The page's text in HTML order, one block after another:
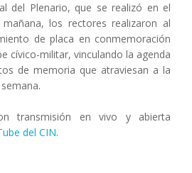
del Plenario, que se realizó en el
los rectores realizaron al
de placa en conmemoración
cívico-militar, vinculando la agenda
de memoria que atraviesan a la
transmisión en vivo y abierta
del CIN.